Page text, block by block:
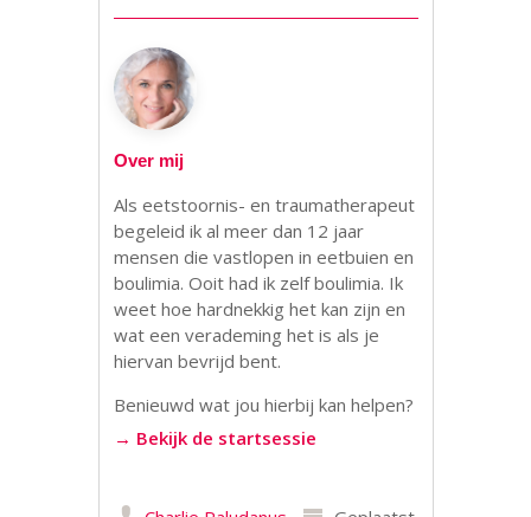
Over mij
Als eetstoornis- en traumatherapeut
begeleid ik al meer dan 12 jaar
mensen die vastlopen in eetbuien en
boulimia. Ooit had ik zelf boulimia. Ik
weet hoe hardnekkig het kan zijn en
wat een verademing het is als je
hiervan bevrijd bent.
Benieuwd wat jou hierbij kan helpen?
→ Bekijk de startsessie